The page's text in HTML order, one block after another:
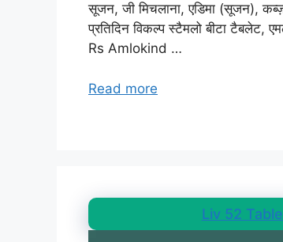
सूजन, जी मिचलाना, एडिमा (सूजन),
प्रतिदिन विकल्प स्टैमलो बीटा टैबलेट,
Rs Amlokind …
Read more
Liv 52 Tablet